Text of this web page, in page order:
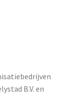
B.V. en